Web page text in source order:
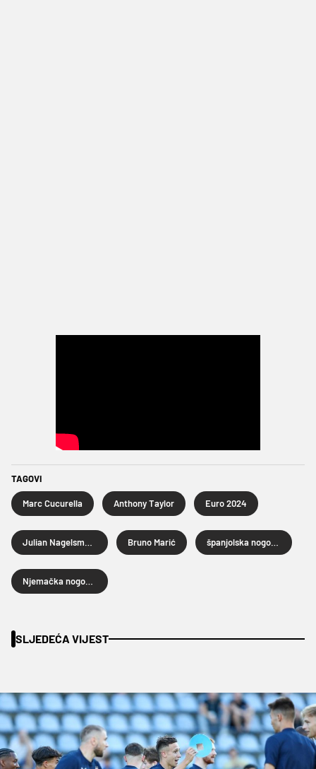
TAGOVI
Marc Cucurella Anthony Taylor Euro 2024
Bruno Marić
SLJEDEĆA VIJEST